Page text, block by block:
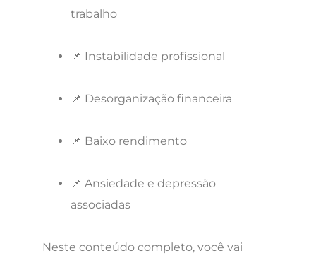
trabalho
📌 Instabilidade profissional
📌 Desorganização financeira
📌 Baixo rendimento
📌 Ansiedade e depressão
associadas
Neste conteúdo completo, você vai